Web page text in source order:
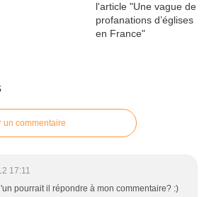
un commentaire
17:11
pourrait il répondre à mon commentaire? :)